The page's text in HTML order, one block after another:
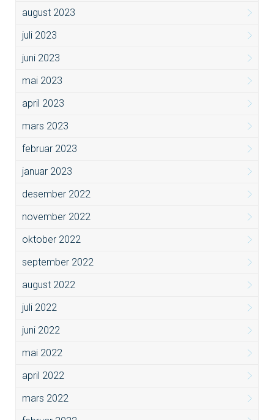
august 2023
juli 2023
juni 2023
mai 2023
april 2023
mars 2023
februar 2023
januar 2023
desember 2022
november 2022
oktober 2022
september 2022
august 2022
juli 2022
juni 2022
mai 2022
april 2022
mars 2022